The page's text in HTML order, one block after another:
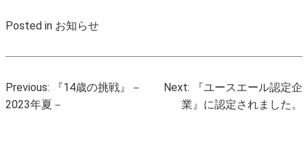
Posted in お知らせ
投
稿
Previous:
『14歳の挑戦』－
2023年夏－
Next:
『ユースエール認定企
業』に認定されました。